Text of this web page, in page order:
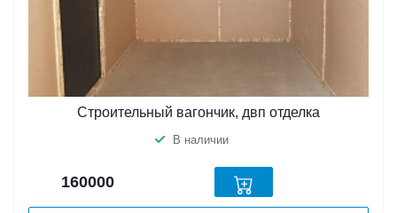
Строительный вагончик, двп отделка
В наличии
160000